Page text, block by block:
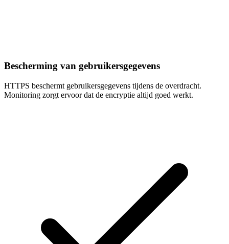
Bescherming van gebruikersgegevens
HTTPS beschermt gebruikersgegevens tijdens de overdracht.
Monitoring zorgt ervoor dat de encryptie altijd goed werkt.